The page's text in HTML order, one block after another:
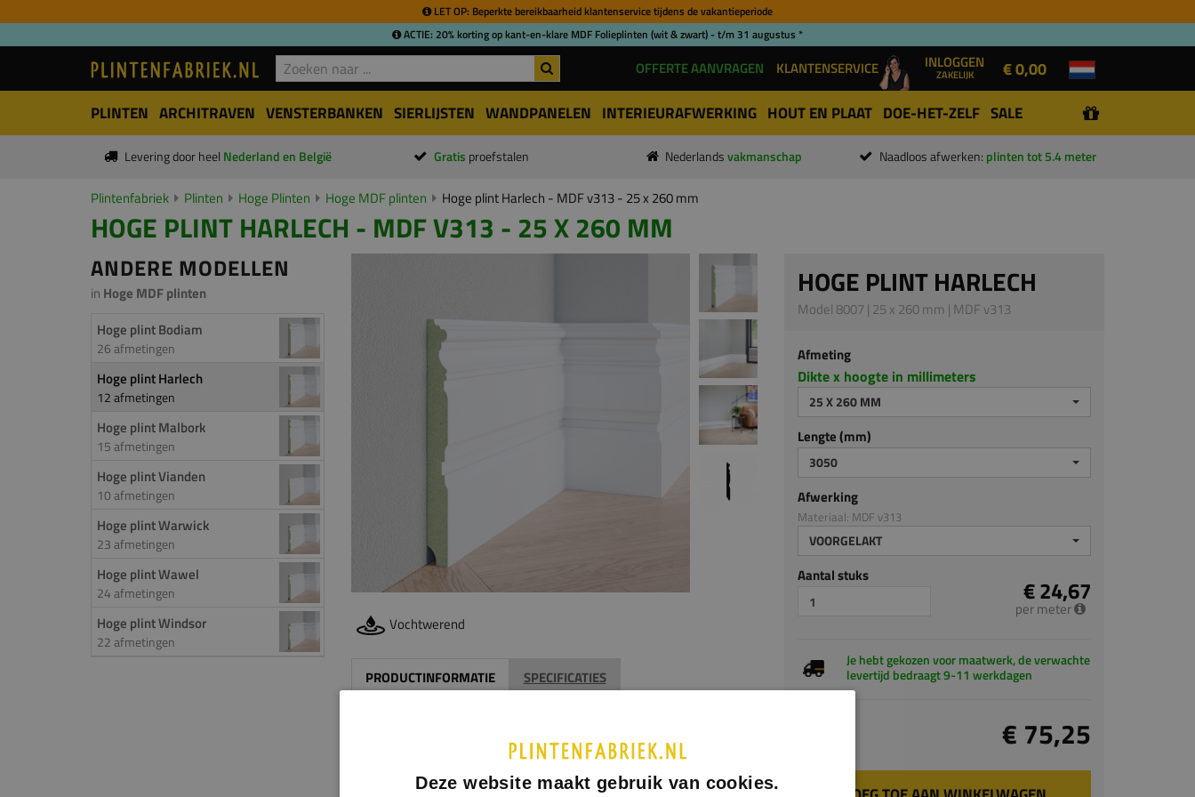
LET OP: Beperkte bereikbaarheid klantenservice tijdens de vakantieperiode
ACTIE: 20% korting op kant-en-klare MDF Folieplinten (wit & zwart) - t/m 31 augustus *
OFFERTE AANVRAGEN KLANTENSERVICE INLOGGEN
ZAKELIJK € 0,00
PLINTEN ARCHITRAVEN VENSTERBANKEN SIERLIJSTEN WANDPANELEN INTERIEURAFWERKING HOUT EN PLAAT DOE-HET-ZELF SALE
Levering door heel Nederland en België Gratis proefstalen Nederlands vakmanschap Naadloos afwerken: plinten tot 5.4 meter
Plintenfabriek Plinten Hoge Plinten Hoge MDF plinten Hoge plint Harlech - MDF v313 - 25 x 260 mm
HOGE PLINT HARLECH - MDF V313 - 25 X 260 MM
ANDERE MODELLEN
in Hoge MDF plinten
Hoge plint Bodiam
26 afmetingen
Hoge plint Harlech
12 afmetingen
Hoge plint Malbork
15 afmetingen
Hoge plint Vianden
10 afmetingen
Hoge plint Warwick
23 afmetingen
Hoge plint Wawel
24 afmetingen
Hoge plint Windsor
22 afmetingen
Vochtwerend
PRODUCTINFORMATIE SPECIFICATIES
robuuster profiel dat over een groot deel van de plinthoogte
doorloopt. Dankzij de extra royale hoogte en de krachtige profilering
geeft dit model iedere ruimte een statige en karaktervolle
HOGE PLINT HARLECH
Model 8007 | 25 x 260 mm | MDF v313
Afmeting
Dikte x hoogte in millimeters
25 X 260 MM
Lengte (mm)
3050
Afwerking
Materiaal: MDF v313
VOORGELAKT
Aantal stuks € 24,67
per meter
Je hebt gekozen voor maatwerk, de verwachte
levertijd bedraagt 9-11 werkdagen
€ 75,25
Deze website maakt gebruik van cookies.